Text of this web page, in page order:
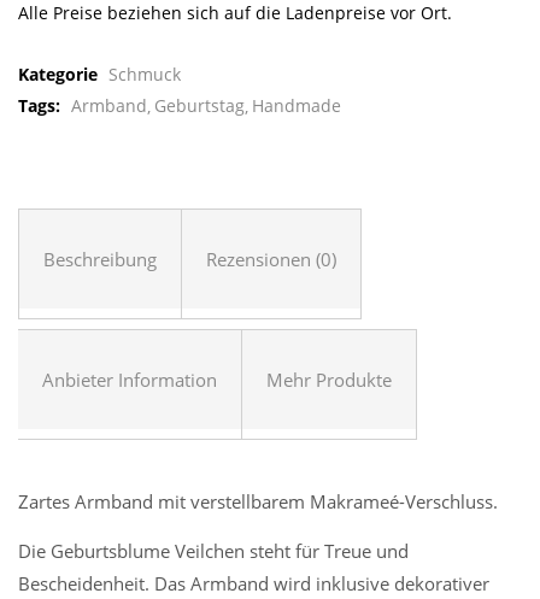
Alle Preise beziehen sich auf die Ladenpreise vor Ort.
Kategorie Schmuck
Tags: Armband Geburtstag Handmade
Beschreibung Rezensionen (0)
Anbieter Information Mehr Produkte
Zartes Armband mit verstellbarem Makrameé-Verschluss.
Die Geburtsblume Veilchen steht für Treue und
Bescheidenheit. Das Armband wird inklusive dekorativer